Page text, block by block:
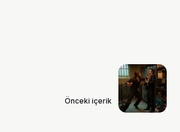
Önceki içerik